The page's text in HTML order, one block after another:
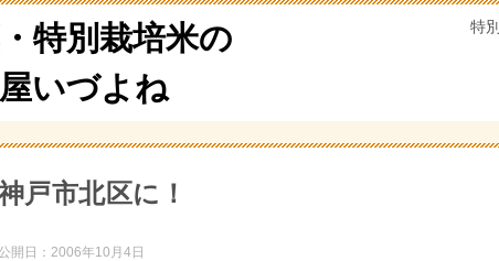
特別栽培米の
いづよね
特
戸市北区に！
開日： 2006年10月4日